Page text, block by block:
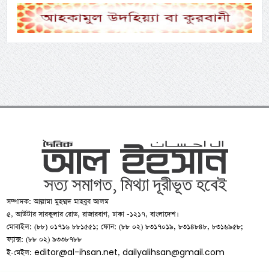
সম্পাদক: আল্লামা মুহম্মদ মাহবুব আলম
৫, আউটার সারকুলার রোড, রাজারবাগ, ঢাকা -১২১৭, বাংলাদেশ।
মোবাইল: (৮৮) ০১৭১৬ ৮৮১৫৫১; ফোন: (৮৮ ০২) ৮৩১৭০১৯, ৮৩১৪৮৪৮, ৮৩১৬৯৫৮;
ফ্যাক্স: (৮৮ ০২) ৯৩৩৮৭৮৮
ই-মেইল:editor@al-ihsan.net,dailyalihsan@gmail.com